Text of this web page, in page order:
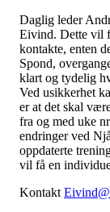
Daglig leder
Eivind. Dette vil
kontakte, enten
Spond,
klart og tydelig
Ved usikkerhet
er at det skal
fra og med uke
endringer ved
oppdaterte
vil få en
Kontakt